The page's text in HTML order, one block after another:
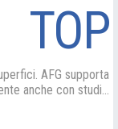
TOP
AFG supporta
anche con studi...